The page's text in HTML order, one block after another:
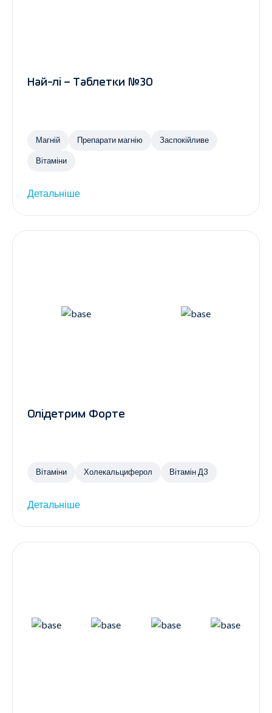
Най-лі – Таблетки №30
Магній Препарати магнію Заспокійливе
Вітаміни
Детальніше
Олідетрим Форте
Вітаміни Холекальциферол Вітамін Д3
Детальніше